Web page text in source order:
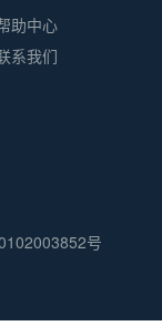
助中心
系我们
号